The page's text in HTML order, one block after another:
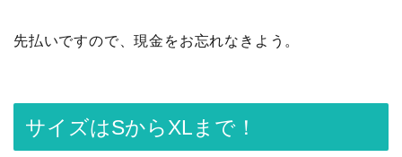
先払いですので、現金をお忘れなきよう。
サイズはSからXLまで！